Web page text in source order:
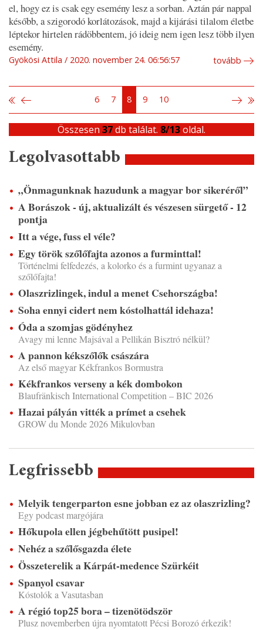
el, hogy ez is csak egy esemény lesz a sorban. Aztán pár nappal
később, a szigorodó korlátozások, majd a kijárási tilalom életbe
léptekor hirtelen rádöbbentem, jó ideig nem igen lesz több ilyen
esemény.
Gyökösi Attila 2020. november 24. 06:56:57 tovább
6 7 8 9 10
Összesen 37db találat. 8/13oldal.
Legolvasottabb
„Önmagunknak hazudunk a magyar bor sikeréről”
A Borászok - új, aktualizált és vészesen sürgető - 12
pontja
Itt a vége, fuss el véle?
Egy török szőlőfajta azonos a furminttal!
Történelmi felfedezés, a kolorko és a furmint ugyanaz a
szőlőfajta!
Olaszrizlingek, indul a menet Csehországba!
Soha ennyi cidert nem kóstolhattál idehaza!
Óda a szomjas gödényhez
Avagy mi lenne Majsával a Pellikán Bisztró nélkül?
A pannon kékszőlők császára
Az első magyar Kékfrankos Bormustra
Kékfrankos verseny a kék dombokon
Blaufränkisch International Competition – BIC 2026
Hazai pályán vitték a prímet a csehek
GROW du Monde 2026 Mikulovban
Legfrissebb
Melyik tengerparton esne jobban ez az olaszrizling?
Egy podcast margójára
Hőkupola ellen jégbehűtött pusipel!
Nehéz a szőlősgazda élete
Összeterelik a Kárpát-medence Szürkéit
Spanyol csavar
Kóstolók a Vasutasban
A régió top25 bora – tizenötödször
Plusz novemberben újra nyomtatott Pécsi Borozó érkezik!